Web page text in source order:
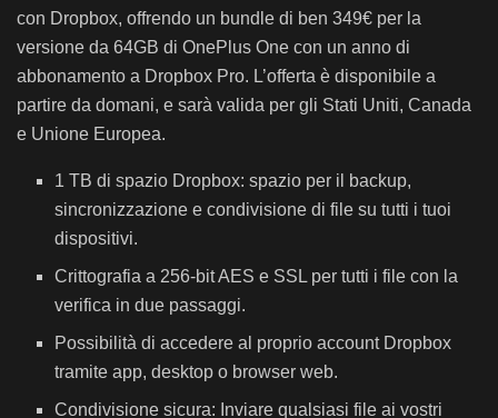
con Dropbox, offrendo un bundle di ben 349€ per la
versione da 64GB di OnePlus One con un anno di
abbonamento a Dropbox Pro. L’offerta è disponibile a
partire da domani, e sarà valida per gli Stati Uniti, Canada
e Unione Europea.
1 TB di spazio Dropbox: spazio per il backup,
sincronizzazione e condivisione di file su tutti i tuoi
dispositivi.
Crittografia a 256-bit AES e SSL per tutti i file con la
verifica in due passaggi.
Possibilità di accedere al proprio account Dropbox
tramite app, desktop o browser web.
Condivisione sicura: Inviare qualsiasi file ai vostri